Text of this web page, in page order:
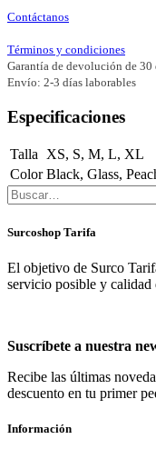
Contáctanos
Términos y condiciones
Garantía de devolución de 30
Envío: 2-3 días laborables
Especificaciones
Talla XS, S, M, L, XL
Color Black, Glass,
Surcoshop Tarifa
El objetivo de Surco
servicio posible y calidad
Suscríbete a nuestra
Recibe las últimas
descuento en tu primer
Información